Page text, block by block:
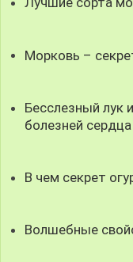
Морковь –
Бесслезный лук
болезней сердца
В чем секрет
Волшебные